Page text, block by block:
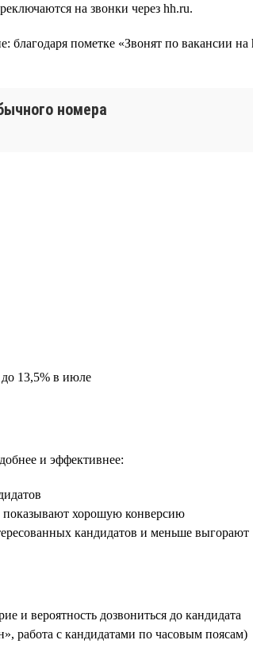
на звонки через hh.ru.
благодаря пометке «Звонят по вакансии
номера
13,5% в июле
и эффективнее:
показывают хорошую конверсию
кандидатов и меньше выгорают
и вероятность дозвониться до кандидата
работа с кандидатами по часовым поясам)